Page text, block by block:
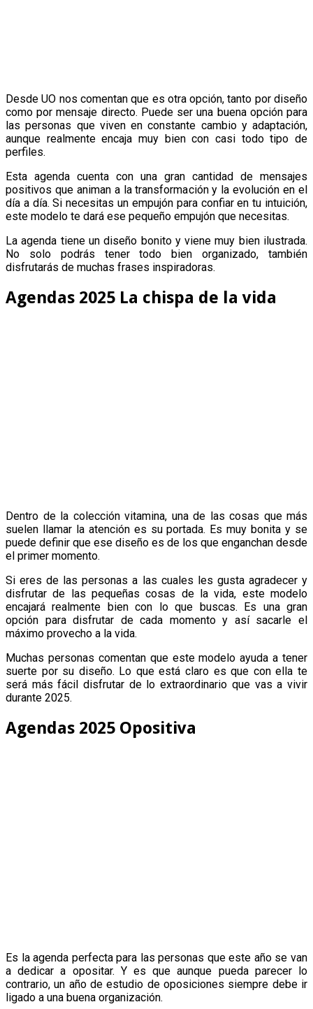
Desde UO nos comentan que es otra opción, tanto por diseño
como por mensaje directo. Puede ser una buena opción para
las personas que viven en constante cambio y adaptación,
aunque realmente encaja muy bien con casi todo tipo de
perfiles.
Esta agenda cuenta con una gran cantidad de mensajes
positivos que animan a la transformación y la evolución en el
día a día. Si necesitas un empujón para confiar en tu intuición,
este modelo te dará ese pequeño empujón que necesitas.
La agenda tiene un diseño bonito y viene muy bien ilustrada.
No solo podrás tener todo bien organizado, también
disfrutarás de muchas frases inspiradoras.
Agendas 2025 La chispa de la vida
Dentro de la colección vitamina, una de las cosas que más
suelen llamar la atención es su portada. Es muy bonita y se
puede definir que ese diseño es de los que enganchan desde
el primer momento.
Si eres de las personas a las cuales les gusta agradecer y
disfrutar de las pequeñas cosas de la vida, este modelo
encajará realmente bien con lo que buscas. Es una gran
opción para disfrutar de cada momento y así sacarle el
máximo provecho a la vida.
Muchas personas comentan que este modelo ayuda a tener
suerte por su diseño. Lo que está claro es que con ella te
será más fácil disfrutar de lo extraordinario que vas a vivir
durante 2025.
Agendas 2025 Opositiva
Es la agenda perfecta para las personas que este año se van
a dedicar a opositar. Y es que aunque pueda parecer lo
contrario, un año de estudio de oposiciones siempre debe ir
ligado a una buena organización.